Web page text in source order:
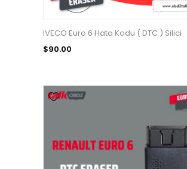
IVECO Euro 6 Hata Kodu ( DTC ) Silici
$90.00